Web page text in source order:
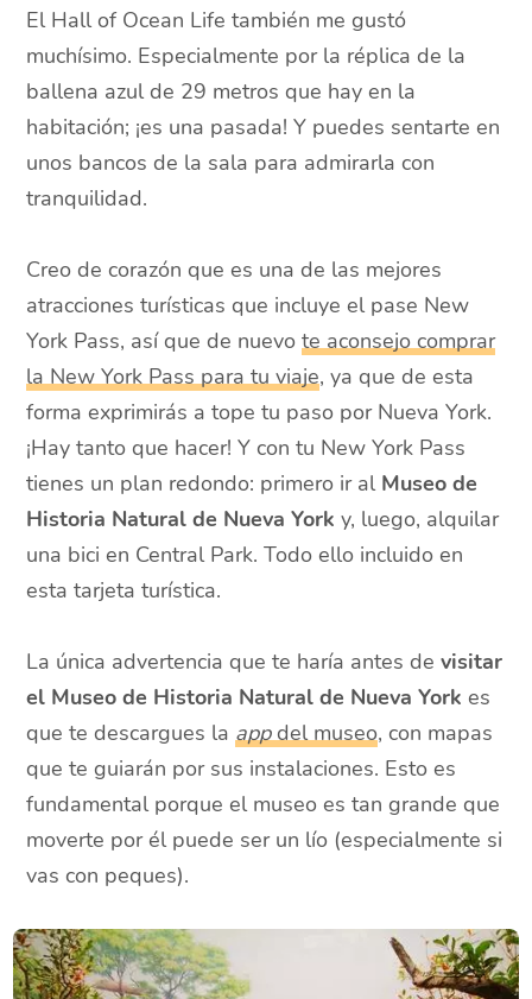
El Hall of Ocean Life también me gustó
muchísimo. Especialmente por la réplica de la
ballena azul de 29 metros que hay en la
habitación; ¡es una pasada! Y puedes sentarte en
unos bancos de la sala para admirarla con
tranquilidad.
Creo de corazón que es una de las mejores
atracciones turísticas que incluye el pase New
York Pass, así que de nuevote aconsejo comprar
la New York Pass para tu viaje, ya que de esta
forma exprimirás a tope tu paso por Nueva York.
¡Hay tanto que hacer! Y con tu New York Pass
tienes un plan redondo: primero ir al Museo de
Historia Natural de Nueva York y, luego, alquilar
una bici en Central Park. Todo ello incluido en
esta tarjeta turística.
La única advertencia que te haría antes devisitar
el Museo de Historia Natural de Nueva Yorkes
que te descargues laappdel museo, con mapas
que te guiarán por sus instalaciones. Esto es
fundamental porque el museo es tan grande que
moverte por él puede ser un lío (especialmente si
vas con peques).